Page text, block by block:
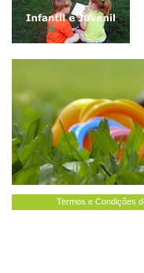
Termos e Condições